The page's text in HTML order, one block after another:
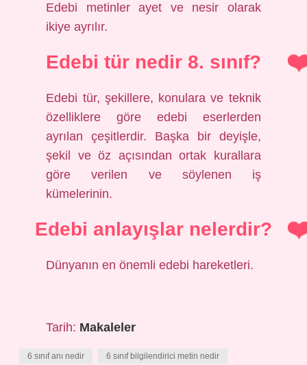
Edebi metinler ayet ve nesir olarak
ikiye ayrılır.
Edebi tür nedir 8. sınıf?
Edebi tür, şekillere, konulara ve teknik
özelliklere göre edebi eserlerden
ayrılan çeşitlerdir. Başka bir deyişle,
şekil ve öz açısından ortak kurallara
göre verilen ve söylenen iş
kümelerinin.
Edebi anlayışlar nelerdir?
Dünyanın en önemli edebi hareketleri.
Tarih: Makaleler
6 sınıf anı nedir 6 sınıf bilgilendirici metin nedir